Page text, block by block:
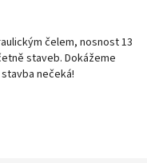
čelem, nosnost 13
staveb. Dokážeme
nečeká!